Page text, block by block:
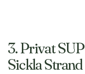
3. Privat
Sickla Strand